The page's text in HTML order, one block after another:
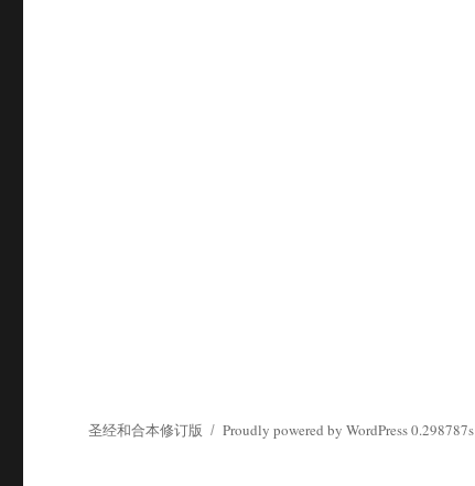
圣经和合本修订版 Proudly powered by WordPress0.298787s